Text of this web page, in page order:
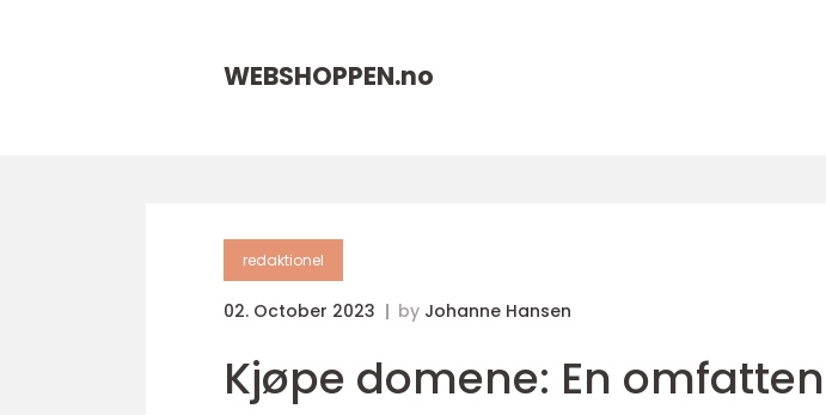
WEBSHOPPEN.no
redaktionel
02. October 2023 by Johanne Hansen
Kjøpe domene: En